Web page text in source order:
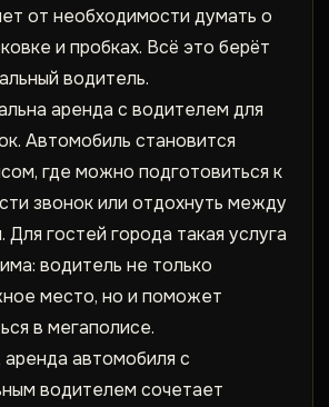
от необходимости думать о
и пробках. Всё это берёт
водитель.
аренда с водителем для
Автомобиль становится
где можно подготовиться к
звонок или отдохнуть между
Для гостей города такая услуга
водитель не только
место, но и поможет
в мегаполисе.
автомобиля с
водителем сочетает